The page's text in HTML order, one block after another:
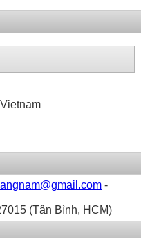
-
(Tân Bình, HCM)